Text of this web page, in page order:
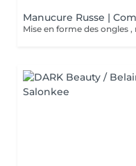
Manucure Russe |